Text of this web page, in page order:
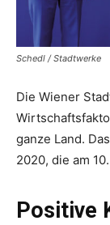
Schedl / Stadtwerke
Die Wiener
ganze Land.
2020, die am
Positive